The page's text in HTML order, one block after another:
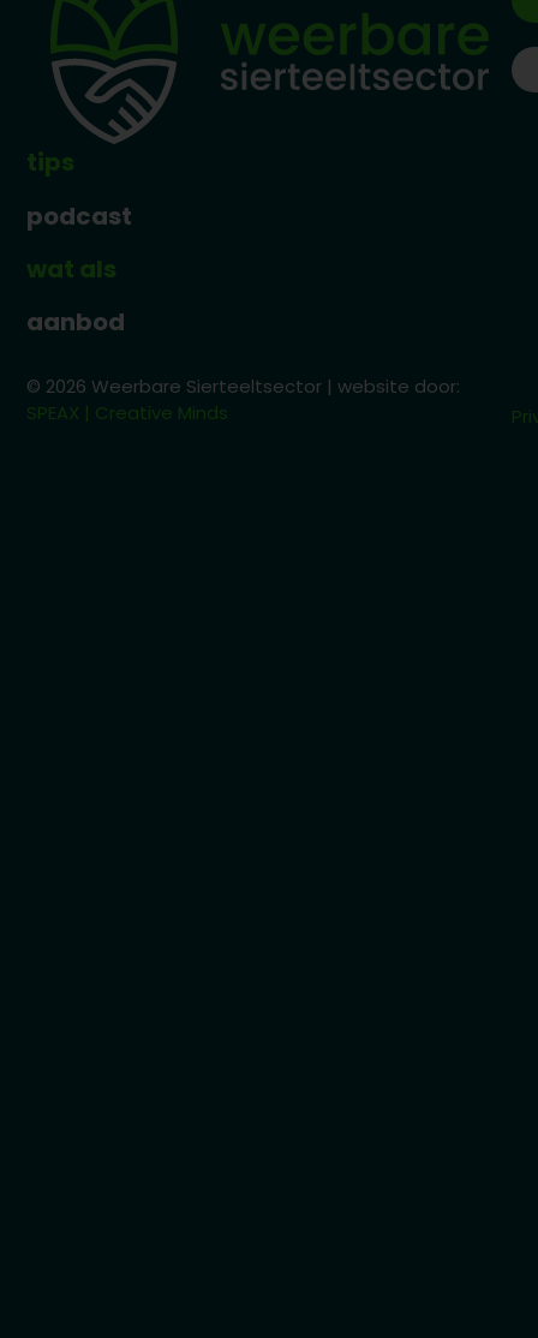
tips
podcast
wat als
aanbod
© 2026 Weerbare Sierteeltsector | website door:
SPEAX | Creative Minds